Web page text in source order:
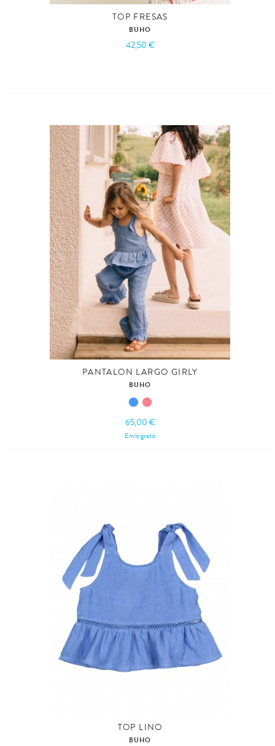
TOP FRESAS
BUHO
42,50 €
PANTALON LARGO GIRLY
BUHO
65,00 €
Envío gratis
TOP LINO
BUHO